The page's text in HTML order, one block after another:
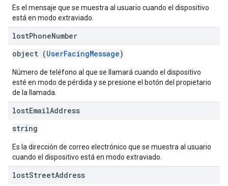
Es el mensaje que se muestra al usuario cuando el dispositivo
está en modo extraviado.
lostPhoneNumber
object (UserFacingMessage)
Número de teléfono al que se llamará cuando el dispositivo
esté en modo de pérdida y se presione el botón del propietario
de la llamada.
lostEmailAddress
string
Es la dirección de correo electrónico que se muestra al usuario
cuando el dispositivo está en modo extraviado.
lostStreetAddress